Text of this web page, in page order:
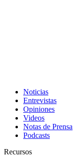
Noticias
Entrevistas
Opiniones
Videos
Notas de Prensa
Podcasts
Recursos